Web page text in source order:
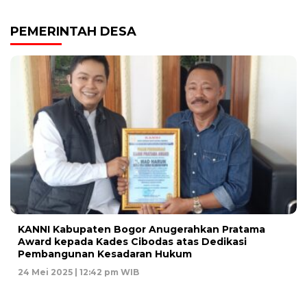
PEMERINTAH DESA
KANNI Kabupaten Bogor Anugerahkan Pratama
Award kepada Kades Cibodas atas Dedikasi
Pembangunan Kesadaran Hukum
24 Mei 2025 | 12:42 pm WIB